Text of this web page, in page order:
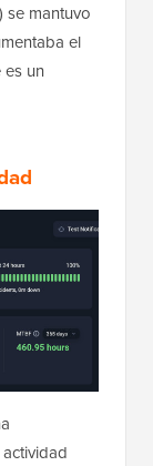
se mantuvo
el
un